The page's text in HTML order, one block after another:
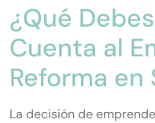
¿Qué
Cuenta al
Reforma en
La decisión de